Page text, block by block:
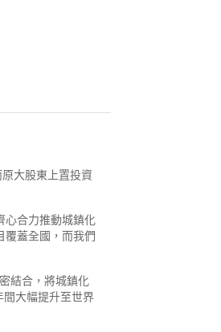
大股東上置投資
心合力推動城鎮化
覆蓋全國，而我們
結合，將城鎮化
間大幅提升至世界